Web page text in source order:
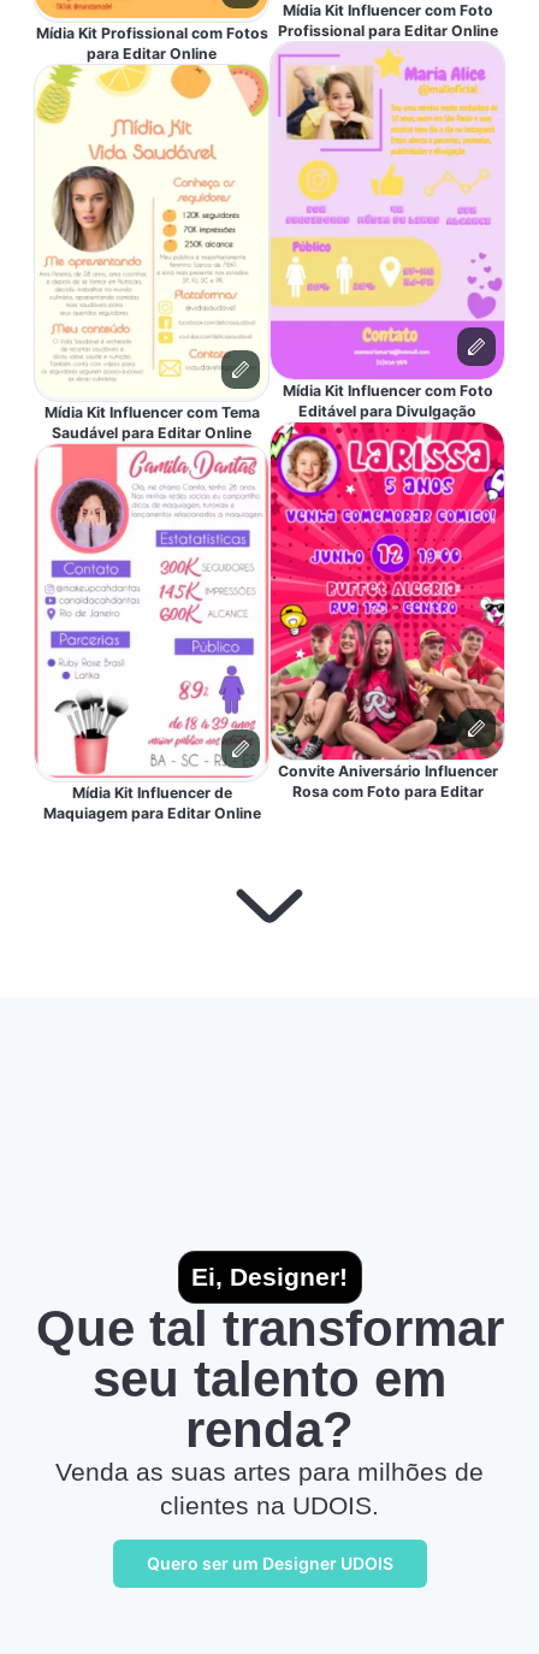
Mídia Kit Profissional com Fotos
para Editar Online
Mídia Kit Influencer com Tema
Saudável para Editar Online
Mídia Kit Influencer de
Maquiagem para Editar Online
Mídia Kit Influencer com Foto
Profissional para Editar Online
Mídia Kit Influencer com Foto
Editável para Divulgação
Convite Aniversário Influencer
Rosa com Foto para Editar
Ei, Designer!
Que tal transformar
seu talento em
renda?
Venda as suas artes para milhões de
clientes na UDOIS.
Quero ser um Designer UDOIS